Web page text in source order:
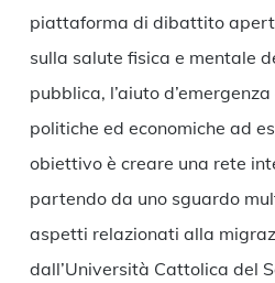
piattaforma di dibattito
sulla salute fisica e mentale
pubblica, l’aiuto
politiche ed economiche ad
obiettivo è creare una rete
partendo da uno sguardo
aspetti relazionati alla
dall’Università Cattolica del